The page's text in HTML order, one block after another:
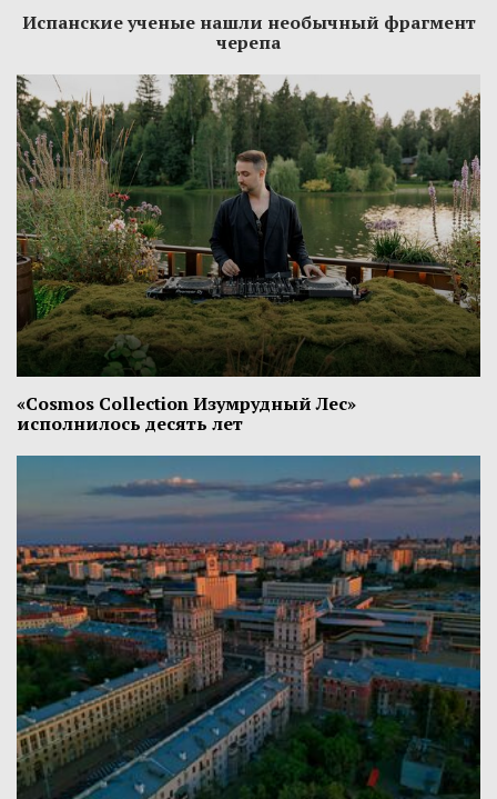
Испанские ученые нашли необычный фрагмент
черепа
«Cosmos Collection Изумрудный Лес»
исполнилось десять лет